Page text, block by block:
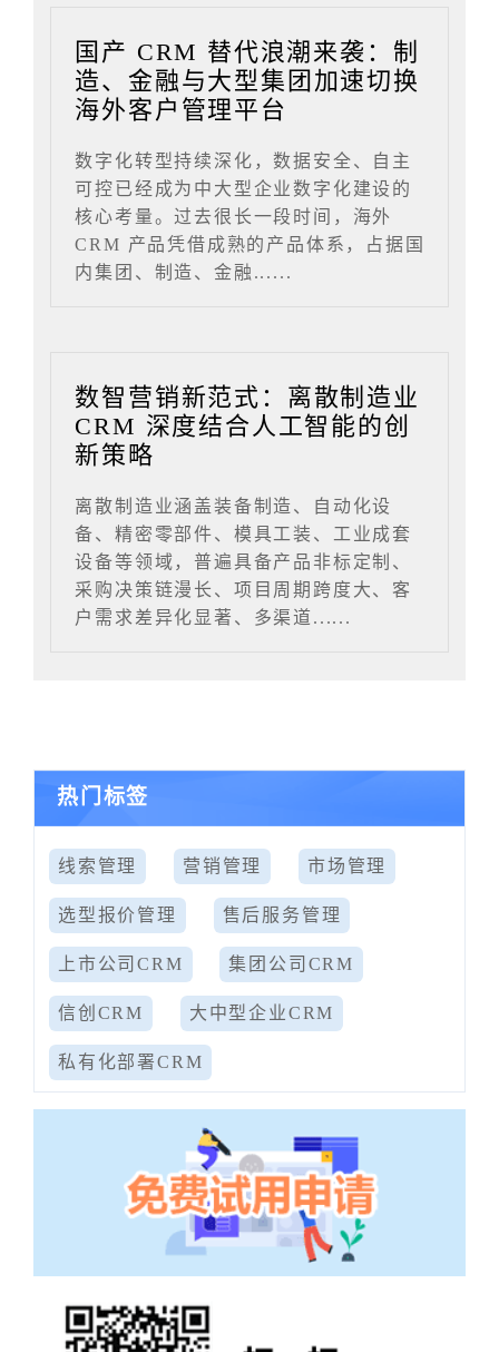
国产 CRM 替代浪潮来袭：制
造、金融与大型集团加速切换
海外客户管理平台
数字化转型持续深化，数据安全、自主
可控已经成为中大型企业数字化建设的
核心考量。过去很长一段时间，海外
CRM 产品凭借成熟的产品体系，占据国
内集团、制造、金融......
数智营销新范式：离散制造业
CRM 深度结合人工智能的创
新策略
离散制造业涵盖装备制造、自动化设
备、精密零部件、模具工装、工业成套
设备等领域，普遍具备产品非标定制、
采购决策链漫长、项目周期跨度大、客
户需求差异化显著、多渠道......
热门标签
线索管理 营销管理 市场管理
选型报价管理 售后服务管理
上市公司CRM 集团公司CRM
信创CRM 大中型企业CRM
私有化部署CRM